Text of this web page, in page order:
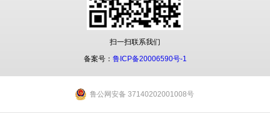
扫一扫联系我们
备案号： 鲁ICP备20006590号-1
鲁公网安备 37140202001008号